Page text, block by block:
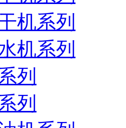
机系列
机系列
列
列